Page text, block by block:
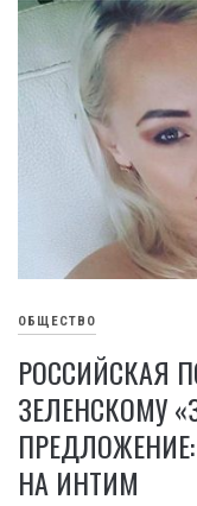
ОБЩЕСТВО
РОССИЙСКАЯ
ЗЕЛЕНСКОМУ
НА ИНТИМ